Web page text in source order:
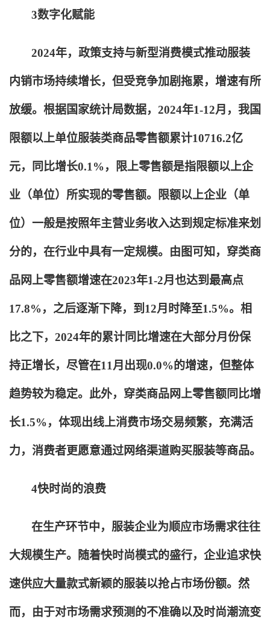
3数字化赋能
2024年，政策支持与新型消费模式推动服装
内销市场持续增长，但受竞争加剧拖累，增速有所
放缓。根据国家统计局数据，2024年1-12月，我国
限额以上单位服装类商品零售额累计10716.2亿
元，同比增长0.1%，限上零售额是指限额以上企
业（单位）所实现的零售额。限额以上企业（单
位）一般是按照年主营业务收入达到规定标准来划
分的，在行业中具有一定规模。由图可知，穿类商
品网上零售额增速在2023年1-2月也达到最高点
17.8%，之后逐渐下降，到12月时降至1.5%。相
比之下，2024年的累计同比增速在大部分月份保
持正增长，尽管在11月出现0.0%的增速，但整体
趋势较为稳定。此外，穿类商品网上零售额同比增
长1.5%，体现出线上消费市场交易频繁，充满活
力，消费者更愿意通过网络渠道购买服装等商品。
4快时尚的浪费
在生产环节中，服装企业为顺应市场需求往往
大规模生产。随着快时尚模式的盛行，企业追求快
速供应大量款式新颖的服装以抢占市场份额。然
而，由于对市场需求预测的不准确以及时尚潮流变